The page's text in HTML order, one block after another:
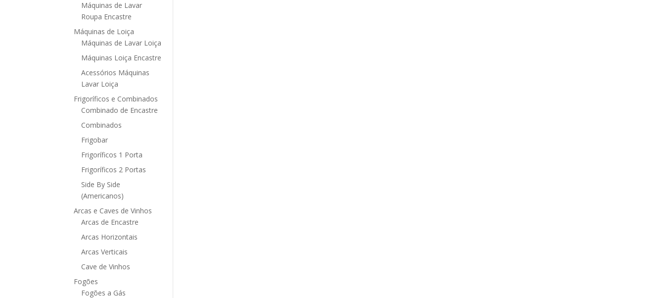
Máquinas de Lavar
Roupa Encastre
Máquinas de Loiça
Máquinas de Lavar Loiça
Máquinas Loiça Encastre
Acessórios Máquinas
Lavar Loiça
Frigoríficos e Combinados
Combinado de Encastre
Combinados
Frigobar
Frigoríficos 1 Porta
Frigoríficos 2 Portas
Side By Side
(Americanos)
Arcas e Caves de Vinhos
Arcas de Encastre
Arcas Horizontais
Arcas Verticais
Cave de Vinhos
Fogões
Fogões a Gás